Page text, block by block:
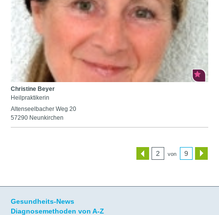
Christine Beyer
Heilpraktikerin
Altenseelbacher Weg 20
57290 Neunkirchen
2 von 9
Gesundheits-News
Diagnosemethoden von A-Z